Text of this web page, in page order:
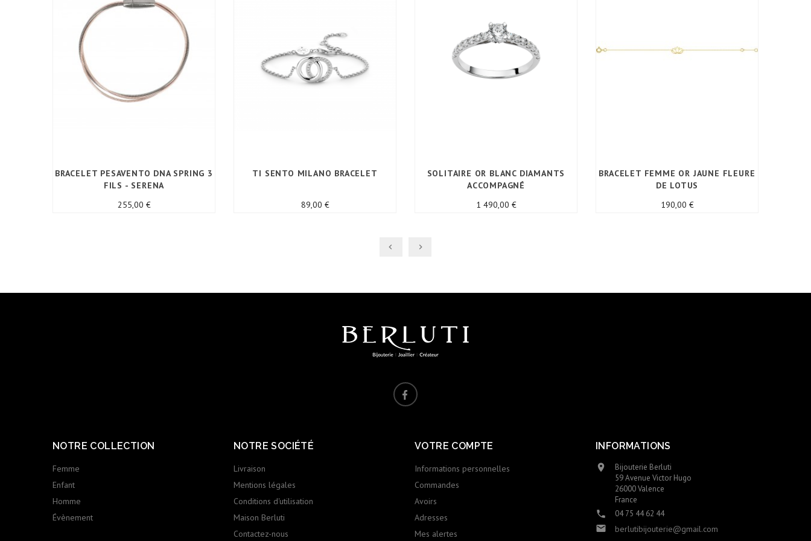
BRACELET PESAVENTO DNA SPRING 3
FILS - SERENA
255,00 €Prix
TI SENTO MILANO BRACELET
89,00 €Prix
SOLITAIRE OR BLANC DIAMANTS
ACCOMPAGNÉ
1 490,00 €Prix
BRACELET FEMME OR JAUNE FLEURE
DE LOTUS
190,00 €Prix
NOTRE COLLECTION
Femme
Enfant
Homme
Évènement
NOTRE SOCIÉTÉ
Livraison
Mentions légales
Conditions d'utilisation
Maison Berluti
Contactez-nous
VOTRE COMPTE
Informations personnelles
Commandes
Avoirs
Adresses
Mes alertes
INFORMATIONS

Bijouterie Berluti
59 Avenue Victor Hugo
26000 Valence
France
 04 75 44 62 44
 berlutibijouterie@gmail.com